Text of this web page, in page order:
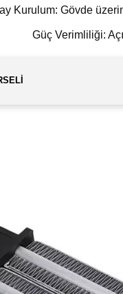
Kurulum: Gövde
Güç Verimliliği: